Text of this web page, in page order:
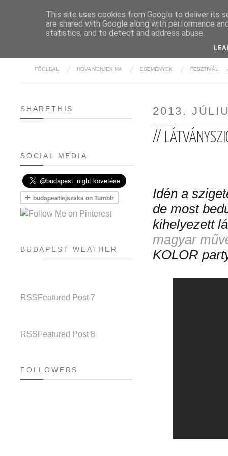
FŐOLDAL HOVA MENJEK MA ESEMÉNYEK FESZTIVÁL
2013.
//
Idén a
de most
kihelyezett
magyar
KOLOR
SHARETHIS
SOCIAL MEDIA
BUDAPEST WEATHER
RSS Featured Post 7
RSS Featured Post 8
FOLLOWERS
This site uses cookies from Google to deliver its
are shared with Google along with performance
statistics, and to detect and address abuse.